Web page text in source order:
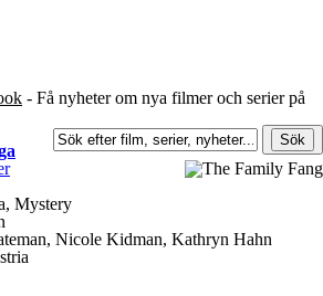
- Få nyheter om nya filmer och serier på
Mystery
Nicole Kidman, Kathryn Hahn